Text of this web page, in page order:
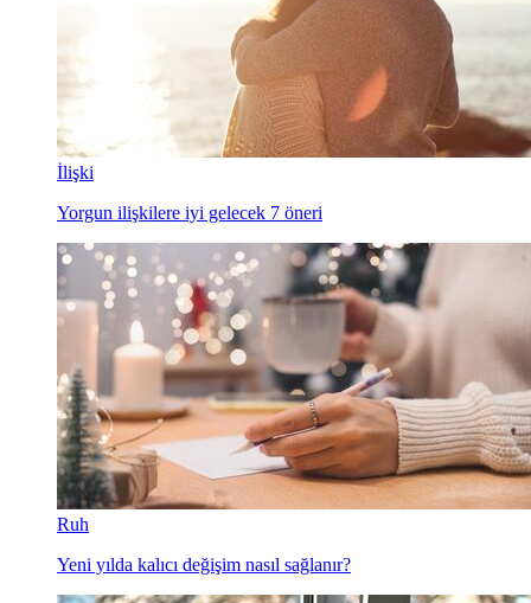
İlişki
Yorgun ilişkilere iyi gelecek 7 öneri
Ruh
Yeni yılda kalıcı değişim nasıl sağlanır?